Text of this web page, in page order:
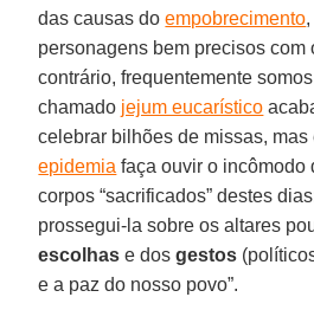
das causas doempobrecimento
personagens bem precisos com
contrário, frequentemente
chamado jejum eucarístico
celebrar bilhões de missas,
epidemia faça ouvir o incômodo
corpos “sacrificados” destes
prossegui-la sobre os altares
escolhas e dosgestos
e a paz do nosso povo”.